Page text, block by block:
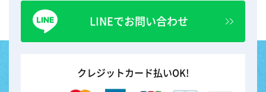
LINEでお問い合わせ
クレジットカード払いOK!